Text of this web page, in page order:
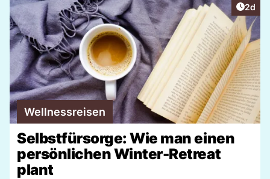
2d
Wellnessreisen
Selbstfürsorge: Wie man einen
persönlichen Winter-Retreat
plant